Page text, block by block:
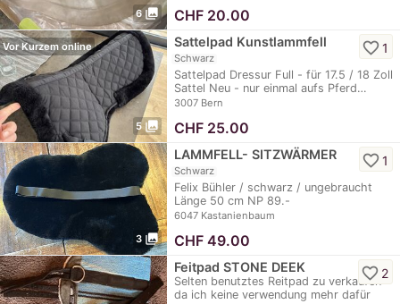
6 photo_library CHF20.00
5 photo_library
Vor Kurzem online Sattelpad Kunstlammfell
Schwarz
Sattelpad Dressur Full - für 17.5 / 18 Zoll
Sattel Neu - nur einmal aufs Pferd…
3007 Bern
favorite_border1
CHF25.00
3 photo_library
LAMMFELL- SITZWÄRMER
Schwarz
Felix Bühler / schwarz / ungebraucht
Länge 50 cm NP 89.-
6047 Kastanienbaum
favorite_border1
CHF49.00
Feitpad STONE DEEK
Selten benutztes Reitpad zu verkaufen
da ich keine verwendung mehr dafür
favorite_border 2